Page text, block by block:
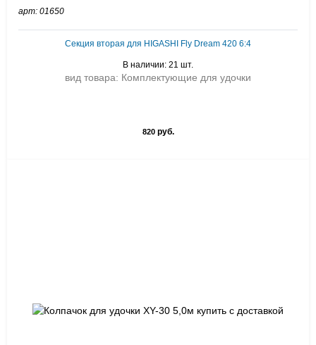
арт: 01650
Секция вторая для HIGASHI Fly Dream 420 6:4
В наличии: 21 шт.
вид товара: Комплектующие для удочки
820руб.